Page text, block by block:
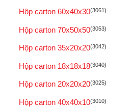
Hộp carton 60x40x30(3061)
Hộp carton 70x50x50(3053)
Hộp carton 35x20x20(3042)
Hộp carton 18x18x18(3040)
Hộp carton 20x20x20(3025)
Hộp carton 40x40x10(3010)